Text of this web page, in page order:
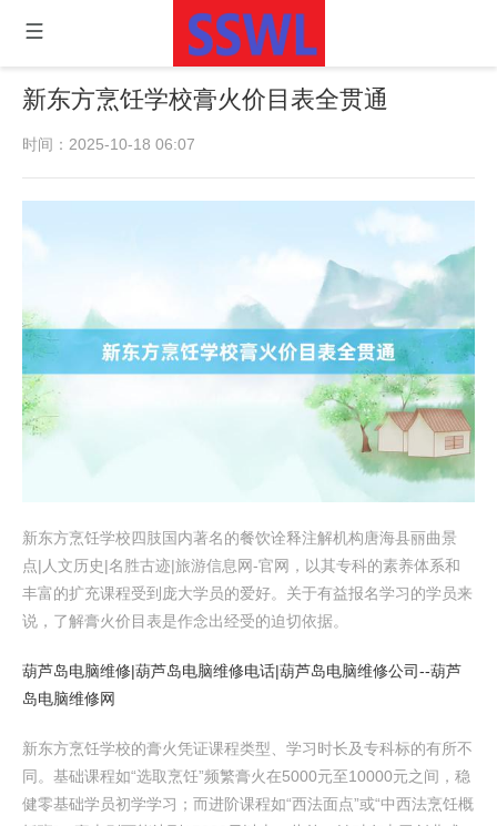
新东方烹饪学校膏火价目表全贯通
时间：2025-10-18 06:07
新东方烹饪学校四肢国内著名的餐饮诠释注解机构唐海县丽曲景
点|人文历史|名胜古迹|旅游信息网-官网，以其专科的素养体系和
丰富的扩充课程受到庞大学员的爱好。关于有益报名学习的学员来
说，了解膏火价目表是作念出经受的迫切依据。
葫芦岛电脑维修|葫芦岛电脑维修电话|葫芦岛电脑维修公司--葫芦
岛电脑维修网
新东方烹饪学校的膏火凭证课程类型、学习时长及专科标的有所不
同。基础课程如“选取烹饪”频繁膏火在5000元至10000元之间，稳
健零基础学员初学学习；而进阶课程如“西法面点”或“中西法烹饪概